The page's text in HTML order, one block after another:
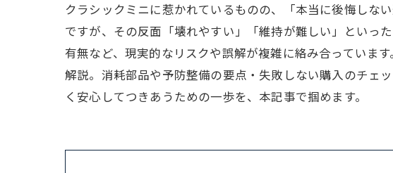
クラシックミニに惹かれているものの、「本当に後悔しな
ですが、その反面「壊れやすい」「維持が難しい」といっ
有無など、現実的なリスクや誤解が複雑に絡み合っていま
解説。消耗部品や予防整備の要点・失敗しない購入のチェ
く安心してつきあうための一歩を、本記事で掴めます。